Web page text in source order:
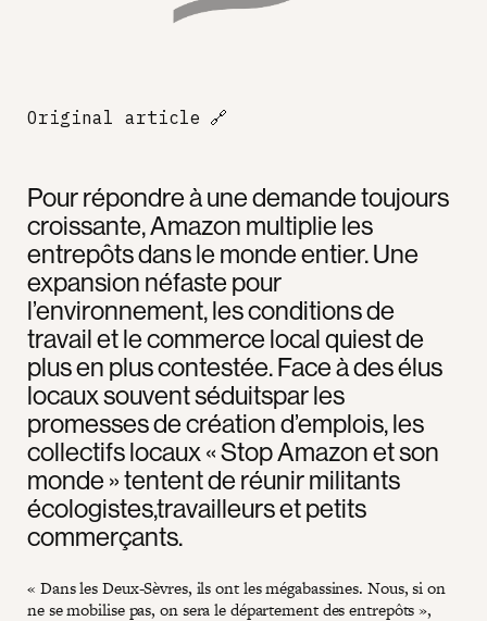
Pour répondre à une demande toujours
croissante, Amazon multiplie les
entrepôts dans le monde entier. Une
expansion néfaste pour
l’environnement, les conditions de
travail et le commerce local quiest de
plus en plus contestée. Face à des élus
locaux souvent séduitspar les
promesses de création d’emplois, les
collectifs locaux « Stop Amazon et son
monde » tentent de réunir militants
écologistes,travailleurs et petits
commerçants.
« Dans les Deux-Sèvres, ils ont les mégabassines. Nous, si on
ne se mobilise pas, on sera le département des entrepôts »,
Original article 🔗